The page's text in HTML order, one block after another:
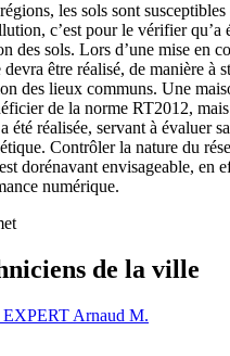
les sols sont susceptibles
c’est pour le vérifier qu’a
des sols. Lors d’une mise en
être réalisé, de manière à
des lieux communs. Une
de la norme RT2012, mais
été réalisée, servant à évaluer sa
Contrôler la nature du
dorénavant envisageable, en
numérique.
de la ville
Arnaud M.